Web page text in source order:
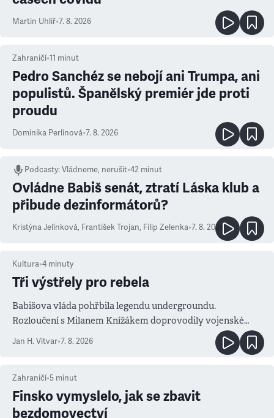
Martin Uhlíř•7. 8. 2026
Zahraničí•11 minut
Pedro Sanchéz se nebojí ani Trumpa, ani
populistů. Španělský premiér jde proti
proudu
Dominika Perlínová•7. 8. 2026
Podcasty:Vládneme, nerušit•42 minut
Ovládne Babiš senát, ztratí Láska klub a
přibude dezinformátorů?
Kristýna Jelínková, František Trojan, Filip Zelenka•7. 8. 2026
Kultura•4 minuty
Tři výstřely pro rebela
Babišova vláda pohřbila legendu undergroundu.
Rozloučení s Milanem Knížákem doprovodily vojenské
salvy i kritika pokrokářů
Jan H. Vitvar•7. 8. 2026
Zahraničí•5 minut
Finsko vymyslelo, jak se zbavit
bezdomovectví